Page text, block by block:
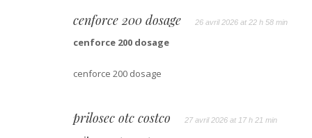
cenforce 200 dosage 26 avril 2026 at 22 h 58 min
cenforce 200 dosage
cenforce 200 dosage
prilosec otc costco 27 avril 2026 at 17 h 21 min